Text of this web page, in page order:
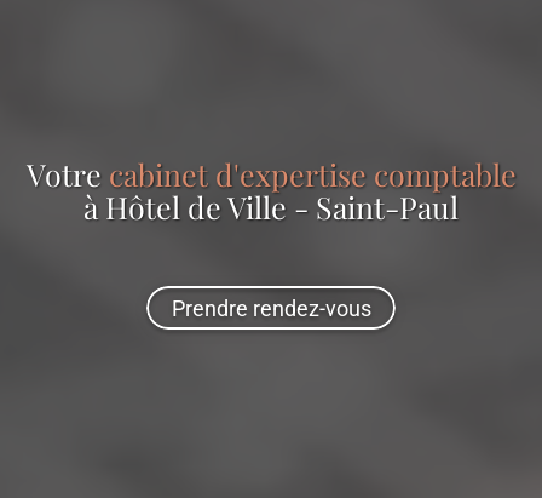
Votre cabinet d'expertise comptable
à Hôtel de Ville - Saint-Paul
Prendre rendez-vous